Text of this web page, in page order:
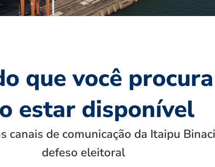
que você
estar disponível
canais de comunicação da Itaipu
defeso eleitoral